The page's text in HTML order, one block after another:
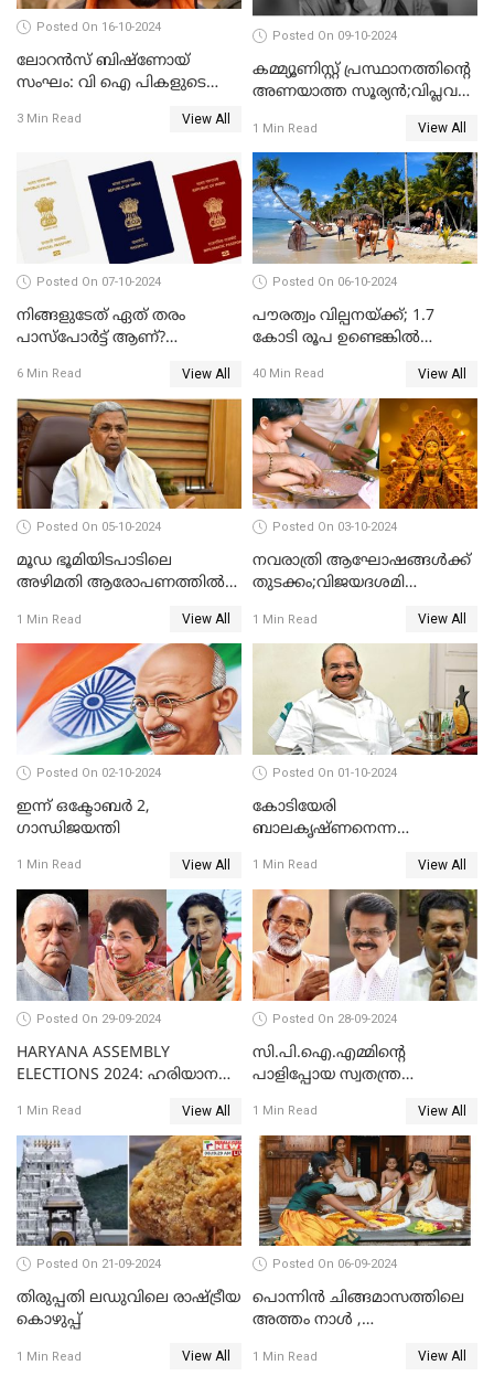
Posted On 16-10-2024
ലോറൻസ് ബിഷ്ണോയ്
സംഘം: വി ഐ പികളുടെ
3 Min Read View All
Posted On 09-10-2024
കമ്മ്യൂണിസ്റ്റ് പ്രസ്ഥാനത്തിന്റെ
അണയാത്ത സൂര്യൻ;വിപ്ലവ
1 Min Read View All
Posted On 07-10-2024
നിങ്ങളുടേത് ഏത് തരം
പാസ്പോർട്ട് ആണ്?
പാസ്‌പോർട്ടുകൾ
പരിചയപ്പെടാം
6 Min Read View All
Posted On 06-10-2024
പൗരത്വം വില്പനയ്ക്ക്; 1.7
കോടി രൂപ ഉണ്ടെങ്കിൽ
രാജ്യത്തെ പൗരനാകാം
40 Min Read View All
Posted On 05-10-2024
മൂഡ ഭൂമിയിടപാടിലെ
അഴിമതി ആരോപണത്തിൽ
കോൺഗ്രസ് സർക്കാർ..
1 Min Read View All
Posted On 03-10-2024
നവരാത്രി ആഘോഷങ്ങൾക്ക്
തുടക്കം;വിജയദശമി
1 Min Read View All
Posted On 02-10-2024
ഇന്ന് ഒക്ടോബര്‍ 2,
ഗാന്ധിജയന്തി
1 Min Read View All
Posted On 01-10-2024
കോടിയേരി
ബാലകൃഷ്ണനെന്ന
ഇന്നേക്ക് 2 വര്‍ഷം
1 Min Read View All
Posted On 29-09-2024
HARYANA ASSEMBLY
ELECTIONS 2024: ഹരിയാന
ബലവും ദൗർബല്യവും
1 Min Read View All
Posted On 28-09-2024
സി.പി.ഐ.എമ്മിൻ്റെ
പാളിപ്പോയ സ്വതന്ത്ര
1 Min Read View All
Posted On 21-09-2024
തിരുപ്പതി ലഡുവിലെ രാഷ്ട്രീയ
കൊഴുപ്പ്
1 Min Read View All
Posted On 06-09-2024
പൊന്നിന്‍ ചിങ്ങമാസത്തിലെ
അത്തം നാള്‍ ,
വരവേല്‍ക്കാനൊരുങ്ങി
1 Min Read View All